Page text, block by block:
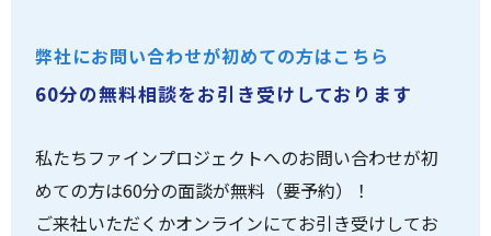
弊社にお問い合わせが初めての方はこちら
60分の無料相談をお引き受けしております
私たちファインプロジェクトへのお問い合わせが初
めての方は60分の面談が無料（要予約）！
ご来社いただくかオンラインにてお引き受けしてお